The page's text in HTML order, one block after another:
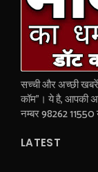
सच्ची और अच्छी खबरें
कॉम"। ये है, आपकी
नम्बर 98262
LATEST